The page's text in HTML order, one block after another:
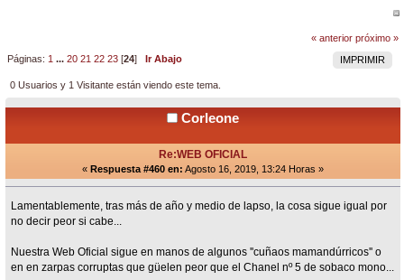
« anterior próximo »
IMPRIMIR
Páginas: 1 ...20 21 22 23 [24]Ir Abajo
0 Usuarios y 1 Visitante están viendo este tema.
Corleone
Re:WEB OFICIAL
« Respuesta #460 en: Agosto 16, 2019, 13:24 Horas »
Lamentablemente, tras más de año y medio de lapso, la cosa sigue igual por
no decir peor si cabe...
Nuestra Web Oficial sigue en manos de algunos ''cuñaos mamandúrricos'' o
en en zarpas corruptas que güelen peor que el Chanel nº 5 de sobaco mono...